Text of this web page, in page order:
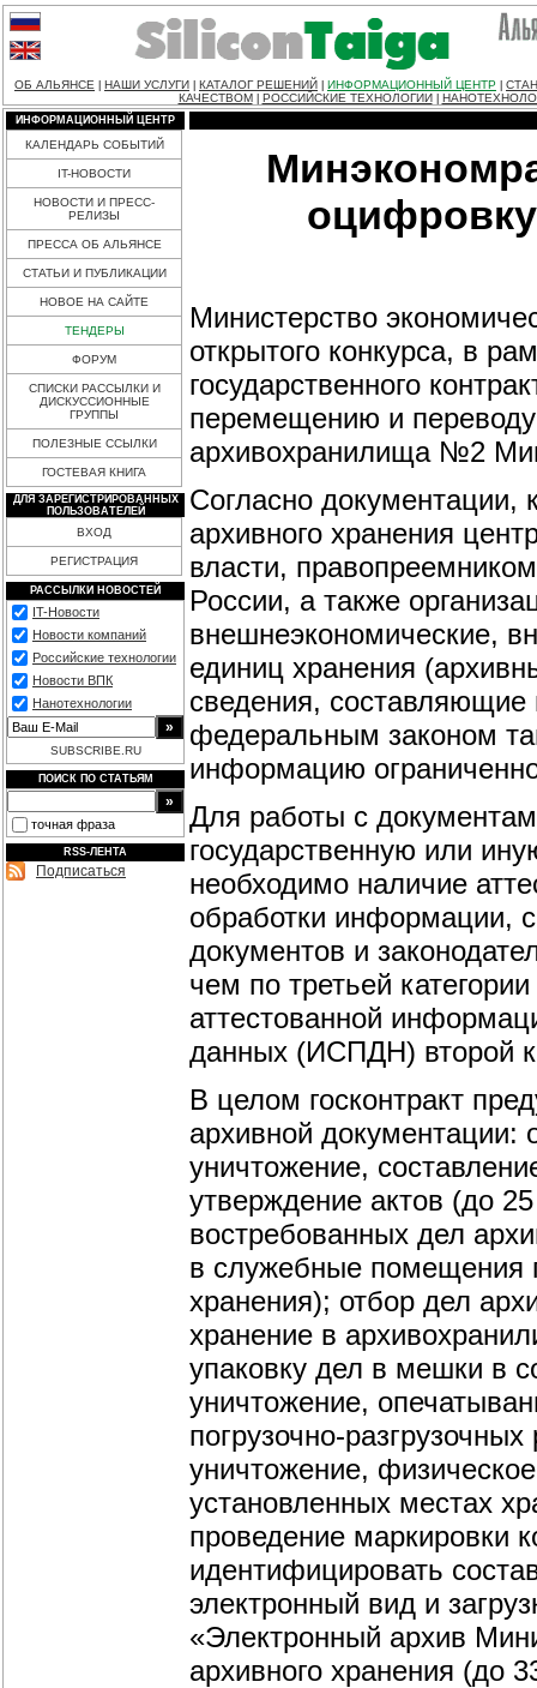
ОБ АЛЬЯНСЕ НАШИ УСЛУГИ КАТАЛОГ РЕШЕНИЙ ИНФОРМАЦИОННЫЙ ЦЕНТР
КАЧЕСТВОМ
РОССИЙСКИЕ ТЕХНОЛОГИИ
ИНФОРМАЦИОННЫЙ ЦЕНТР
КАЛЕНДАРЬ СОБЫТИЙ
IT-НОВОСТИ
НОВОСТИ И ПРЕСС-
РЕЛИЗЫ
ПРЕССА ОБ АЛЬЯНСЕ
СТАТЬИ И ПУБЛИКАЦИИ
НОВОЕ НА САЙТЕ
ТЕНДЕРЫ
ФОРУМ
СПИСКИ РАССЫЛКИ И
ДИСКУССИОННЫЕ
ГРУППЫ
ПОЛЕЗНЫЕ ССЫЛКИ
ГОСТЕВАЯ КНИГА
ДЛЯ ЗАРЕГИСТРИРОВАННЫХ
ПОЛЬЗОВАТЕЛЕЙ
ВХОД
РЕГИСТРАЦИЯ
РАССЫЛКИ НОВОСТЕЙ
IT-Новости
Новости компаний
Российские технологии
Новости ВПК
Нанотехнологии
SUBSCRIBE.RU
ПОИСК ПО СТАТЬЯМ
точная фраза
RSS-ЛЕНТА
Подписаться
Министерство
открытого конкурса, в
государственного
перемещению и
архивохранилища №2
Согласно документации,
архивного хранения
власти,
России, а также
внешнеэкономические,
единиц хранения
сведения,
федеральным законом
информацию
Для работы с
государственную или
необходимо наличие
обработки информации,
документов и
чем по третьей
аттестованной
данных (ИСПДН) второй
В целом госконтракт
архивной документации:
уничтожение,
утверждение актов (до
востребованных дел
в служебные помещения
хранения); отбор дел
хранение в
упаковку дел в мешки в
уничтожение,
погрузочно-
уничтожение,
установленных местах
проведение маркировки
идентифицировать
электронный вид и
«Электронный архив
архивного хранения (до